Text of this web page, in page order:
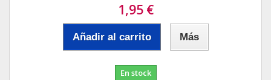
1,95 €
Añadir al carrito Más
En stock